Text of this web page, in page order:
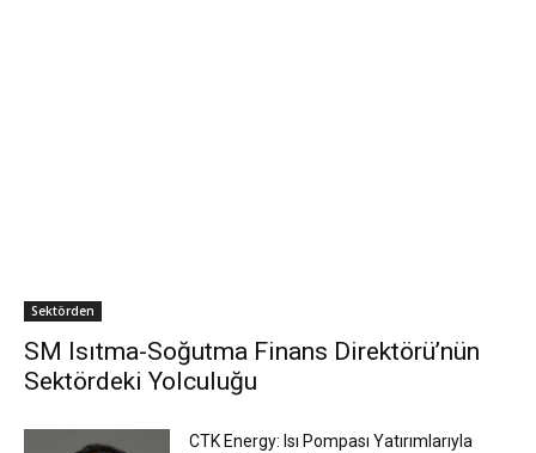
Sektörden
SM Isıtma-Soğutma Finans Direktörü’nün
Sektördeki Yolculuğu
CTK Energy: Isı Pompası Yatırımlarıyla